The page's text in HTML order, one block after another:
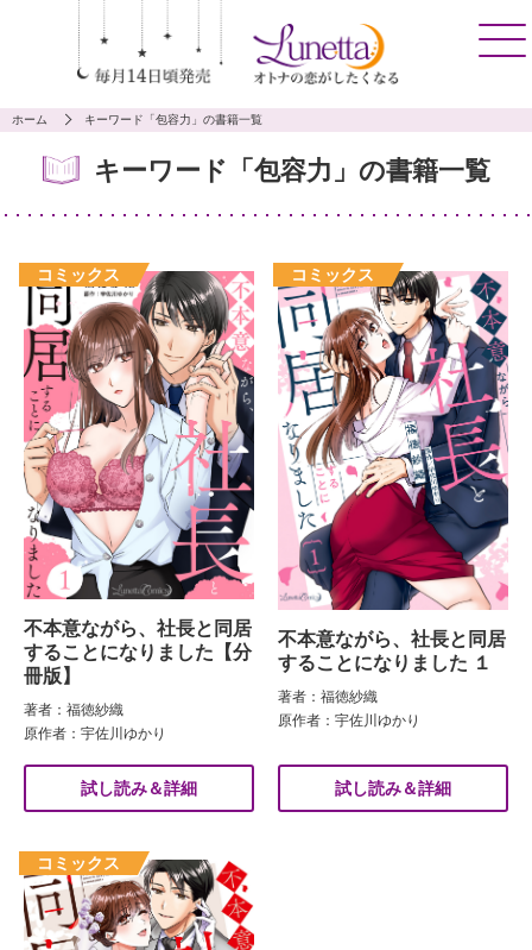
ホーム キーワード「包容力」の書籍一覧
キーワード「包容力」の書籍一覧
不本意ながら、社長と同居
することになりました【分
冊版】
著者：福徳紗織
原作者：宇佐川ゆかり
試し読み＆詳細
不本意ながら、社長と同居
することになりました １
著者：福徳紗織
原作者：宇佐川ゆかり
試し読み＆詳細